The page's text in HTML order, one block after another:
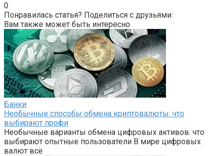
0
Понравилась статья? Поделиться с друзьями:
Вам также может быть интересно
Банки
Необычные способы обмена криптовалюты: что
выбирают профи
Необычные варианты обмена цифровых активов: что
выбирают опытные пользователи В мире цифровых
валют всё